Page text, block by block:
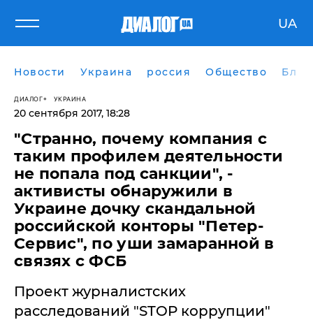
UA
Новости Украина россия Общество
ДИАЛОГ УКРАИНА
20 сентября 2017, 18:28
​"Странно, почему компания с
таким профилем деятельности
не попала под санкции", -
активисты обнаружили в
Украине дочку скандальной
российской конторы "Петер-
Сервис", по уши замаранной в
связях с ФСБ
Проект журналистских
расследований "STOP коррупции"